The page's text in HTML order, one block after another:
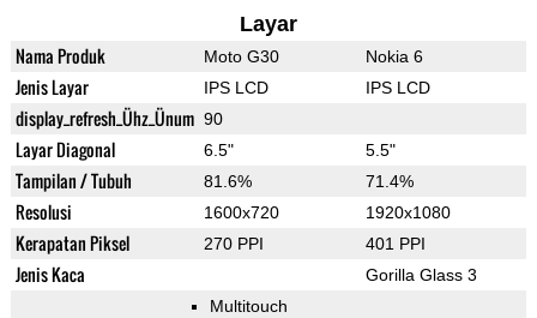
Layar
Nama Produk Moto G30 Nokia 6
Jenis Layar IPS LCD IPS LCD
display_refresh_Ühz_Ünum 90
Layar Diagonal 6.5" 5.5"
Tampilan / Tubuh 81.6% 71.4%
Resolusi 1600x720 1920x1080
Kerapatan Piksel 270 PPI 401 PPI
Jenis Kaca Gorilla Glass 3
Multitouch